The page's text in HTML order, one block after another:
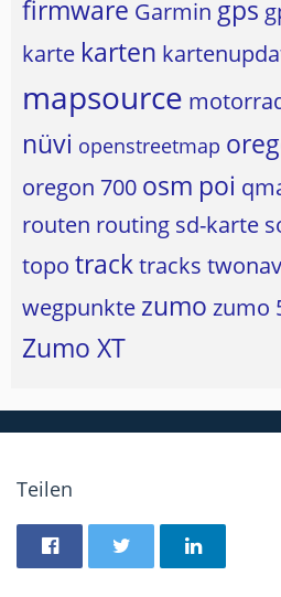
firmware Garmin gps
karte karten
mapsource
nüvi openstreetmap
oregon 700 osm poi
routen routing sd-karte
topo tracktracks twonav
wegpunkte zumo zumo
Zumo XT
Teilen